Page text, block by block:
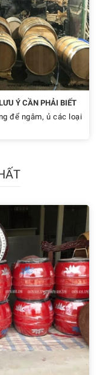
Ý CẦN PHẢI BIẾT
để ngâm, ủ các loại